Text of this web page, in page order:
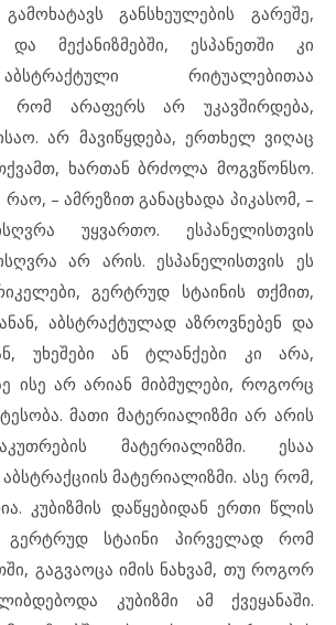
განსხეულების გარეშე,
მექანიზმებში, ესპანეთში კი
რიტუალებითაა
რომ არაფერს არ უკავშირდება,
არ მავიწყდება, ერთხელ ვიღაც
ხართან ბრძოლა მოგვწონსო.
– ამრეზით განაცხადა პიკასომ, –
უყვართო. ესპანელისთვის
არ არის. ესპანელისთვის ეს
გერტრუდ სტაინის თქმით,
აბსტრაქტულად აზროვნებენ და
უხეშები ან ტლანქები კი არა,
ისე არ არიან მიბმულები, როგორც
მათი მატერიალიზმი არ არის
მატერიალიზმი. ესაა
მატერიალიზმი. ასე რომ,
კუბიზმის დაწყებიდან ერთი წლის
სტაინი პირველად რომ
გაგვაოცა იმის ნახვამ, თუ როგორ
კუბიზმი ამ ქვეყანაში.